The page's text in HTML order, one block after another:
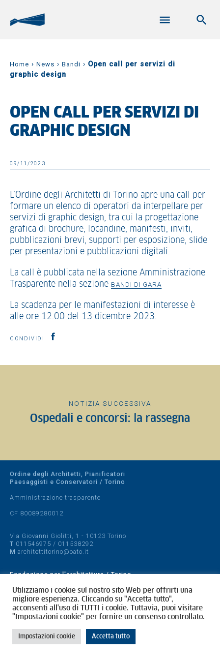
Home › News › Bandi › Open call per servizi di
graphic design
OPEN CALL PER SERVIZI DI
GRAPHIC DESIGN
09/11/2023
L’Ordine degli Architetti di Torino apre una call per
formare un elenco di operatori da interpellare per
servizi di graphic design, tra cui la progettazione
grafica di brochure, locandine, manifesti, inviti,
pubblicazioni brevi, supporti per esposizione, slide
per presentazioni e pubblicazioni digitali.
La call è pubblicata nella sezione Amministrazione
Trasparente nella sezione BANDI DI GARA
La scadenza per le manifestazioni di interesse è
alle ore 12.00 del 13 dicembre 2023.
CONDIVIDI
NOTIZIA SUCCESSIVA
Ospedali e concorsi: la rassegna
Ordine degli Architetti, Pianificatori
Paesaggisti e Conservatori / Torino
Amministrazione trasparente
CF 80089280012
Via Giovanni Giolitti, 1 - 10123 Torino
T 011546975 / 011538292
M architettitorino@oato.it
Fondazione per l'architettura / Torino
Designed by quattrolinee.it
Cookie Policy
Privacy Policy
Utilizziamo i cookie sul nostro sito Web per offrirti una
migliore esperienza. Cliccando su "Accetta tutto",
acconsenti all'uso di TUTTI i cookie. Tuttavia, puoi visitare
"Impostazioni cookie" per fornire un consenso controllato.
Impostazioni cookie Accetta tutto